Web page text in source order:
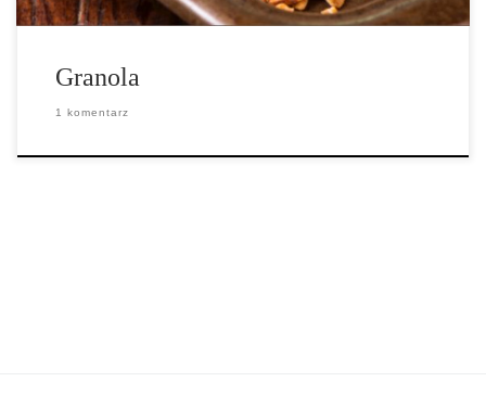
Granola
1 komentarz